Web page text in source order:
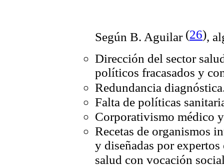
Según B. Aguilar (26),
Dirección del sector
políticos fracasados y
Redundancia
Falta de políticas
Corporativismo médico
Recetas de organismos
y diseñadas por
salud con vocación